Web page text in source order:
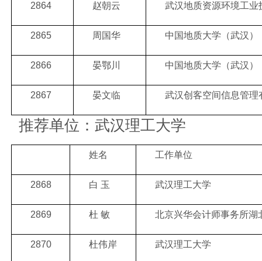
2864 赵朝云 武汉地质资源环境工
2865 周国华 中国地质大学（武汉）
2866 晏鄂川 中国地质大学（武汉）
2867 晏文临 武汉创客空间信息管理
推荐单位：武汉理工大学
姓名 工作单位
2868 白 玉 武汉理工大学
2869 杜 敏 北京兴华会计师事务所湖
2870 杜伟岸 武汉理工大学